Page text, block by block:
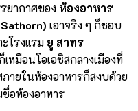
ยากาศของ ห้องอาหาร
เอาจริง ๆ ก็ชอบ
โรงแรม ยู สาทร
เหมือนโอเอซิสกลางเมืองที่
ายในห้องอาหารก็สงบด้วย
อห้องอาหาร